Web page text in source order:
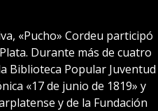
«Pucho» Cordeu participó
Durante más de cuatro
Biblioteca Popular Juventud
«17 de junio de 1819» y
y de la Fundación